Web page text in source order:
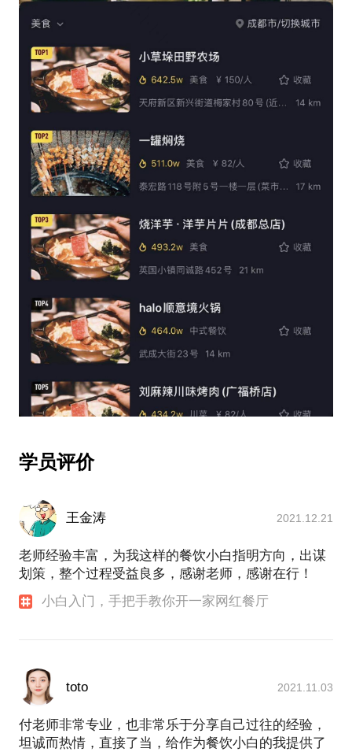
学员评价
王金涛 2021.12.21
老师经验丰富，为我这样的餐饮小白指明方向，出谋
划策，整个过程受益良多，感谢老师，感谢在行！
小白入门，手把手教你开一家网红餐厅
toto 2021.11.03
付老师非常专业，也非常乐于分享自己过往的经验，
坦诚而热情，直接了当，给作为餐饮小白的我提供了